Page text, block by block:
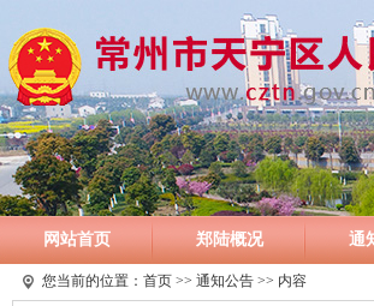
网站首页 郑陆概况 通
您当前的位置： 首页 >> 通知公告 >> 内容